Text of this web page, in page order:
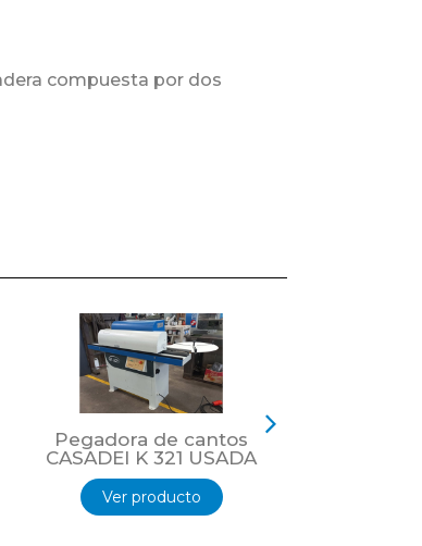
compuesta por dos
Pegadora de cantos
CASADEI K 321 USADA
Ver producto